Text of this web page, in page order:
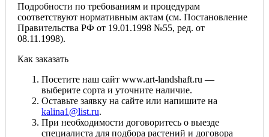
Подробности по требованиям и процедурам
соответствуют нормативным актам (см. Постановление
Правительства РФ от 19.01.1998 №55, ред. от
08.11.1998).
Как заказать
Посетите наш сайт www.art-landshaft.ru —
выберите сорта и уточните наличие.
Оставьте заявку на сайте или напишите на
kalina1@list.ru.
При необходимости договоритесь о выезде
специалиста для подбора растений и договора